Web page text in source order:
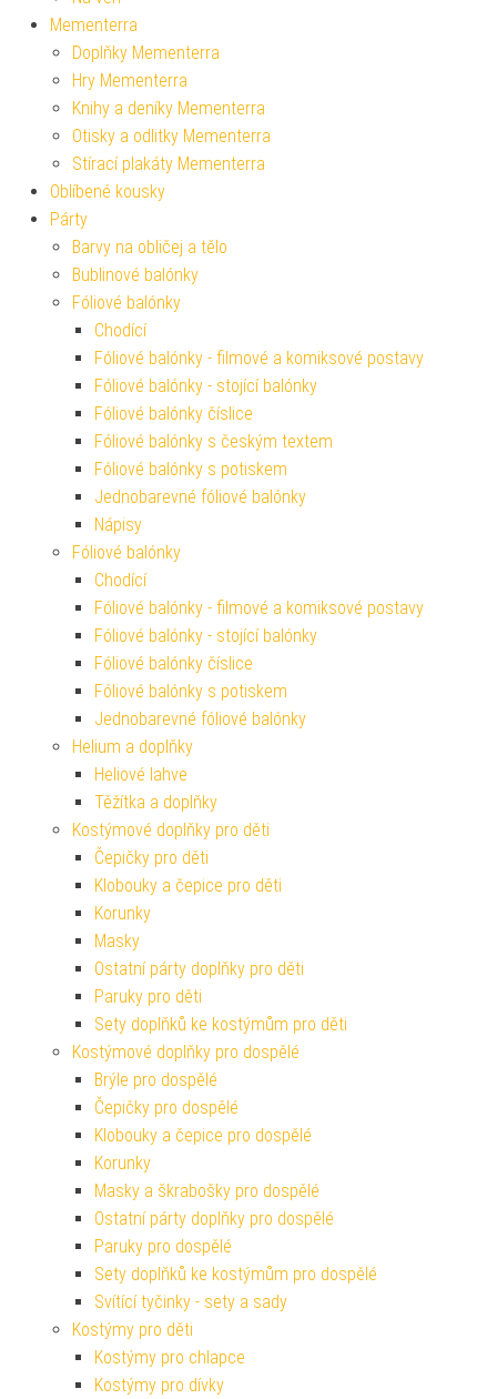
Mementerra
Doplňky Mementerra
Hry Mementerra
Knihy a deníky Mementerra
Otisky a odlitky Mementerra
Stírací plakáty Mementerra
Oblíbené kousky
Párty
Barvy na obličej a tělo
Bublinové balónky
Fóliové balónky
Chodící
Fóliové balónky - filmové a komiksové postavy
Fóliové balónky - stojící balónky
Fóliové balónky číslice
Fóliové balónky s českým textem
Fóliové balónky s potiskem
Jednobarevné fóliové balónky
Nápisy
Fóliové balónky
Chodící
Fóliové balónky - filmové a komiksové postavy
Fóliové balónky - stojící balónky
Fóliové balónky číslice
Fóliové balónky s potiskem
Jednobarevné fóliové balónky
Helium a doplňky
Heliové lahve
Těžítka a doplňky
Kostýmové doplňky pro děti
Čepičky pro děti
Klobouky a čepice pro děti
Korunky
Masky
Ostatní párty doplňky pro děti
Paruky pro děti
Sety doplňků ke kostýmům pro děti
Kostýmové doplňky pro dospělé
Brýle pro dospělé
Čepičky pro dospělé
Klobouky a čepice pro dospělé
Korunky
Masky a škrabošky pro dospělé
Ostatní párty doplňky pro dospělé
Paruky pro dospělé
Sety doplňků ke kostýmům pro dospělé
Svítící tyčinky - sety a sady
Kostýmy pro děti
Kostýmy pro chlapce
Kostýmy pro dívky